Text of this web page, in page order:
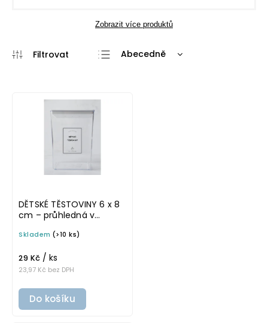
Zobrazit více produktů
Abecedně
DĚTSKÉ TĚSTOVINY 6 x 8
cm – průhledná v
omyvatelná samolepka
Skladem (>10 ks)
23,97 Kč bez DPH
29 Kč / ks
Do košíku